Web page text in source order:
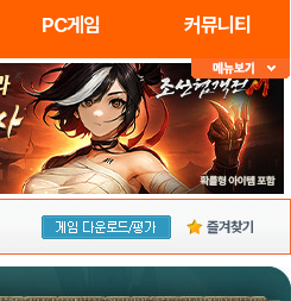
PC게임 커뮤니티
즐겨찾기